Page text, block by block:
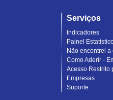
Serviços
Indicadores
Painel
Não encontrei a
Como Aderir -
Acesso Restrito
Empresas
Suporte